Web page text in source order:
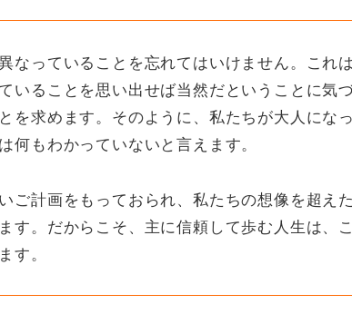
っていることを忘れてはいけません。これ
いることを思い出せば当然だということに気
を求めます。そのように、私たちが大人にな
もわかっていないと言えます。
計画をもっておられ、私たちの想像を超え
す。だからこそ、主に信頼して歩む人生は、
。